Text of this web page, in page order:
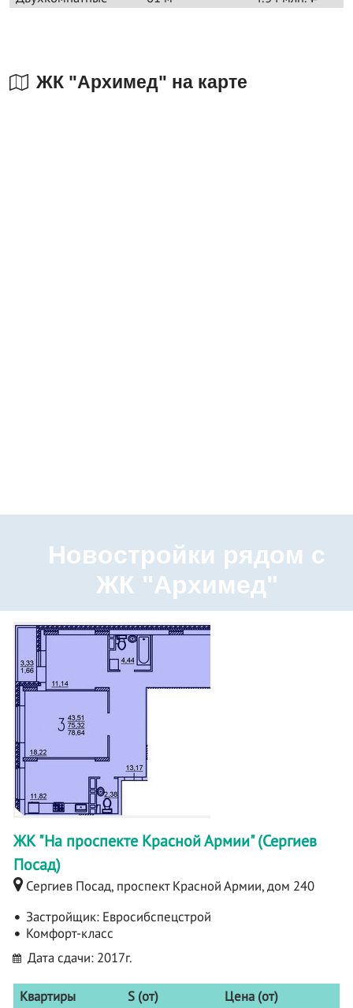
ЖК "Архимед" на карте
Новостройки рядом с
ЖК "Архимед"
ЖК "На проспекте Красной Армии" (Сергиев
Посад)
Сергиев Посад, проспект Красной Армии, дом 240
Застройщик: Евросибспецстрой
Комфорт-класс
Дата сдачи: 2017г.
Квартиры S (от)
Цена (от)